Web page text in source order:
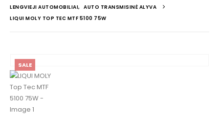
LENGVIEJI AUTOMOBILIAI, AUTO TRANSMISINĖ ALYVA
LIQUI MOLY TOP TEC MTF 5100 75W
SALE